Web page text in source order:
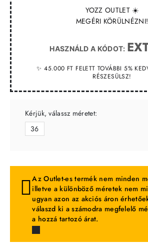
YOZZ OUTLET ☀️
MEGÉRI KÖRÜLNÉZNI!
HASZNÁLD A KÓDOT:
✨ 45.000 FT FELETT TOVÁBBI 5%
RÉSZESÜLSZ!
Kérjük, válassz méretet:
36
Az Outlet-es termék nem minden
illetve a különböző méretek nem
ugyan azon az akciós áron
válaszd ki a számodra megfelelő
a hozzá tartozó árat.